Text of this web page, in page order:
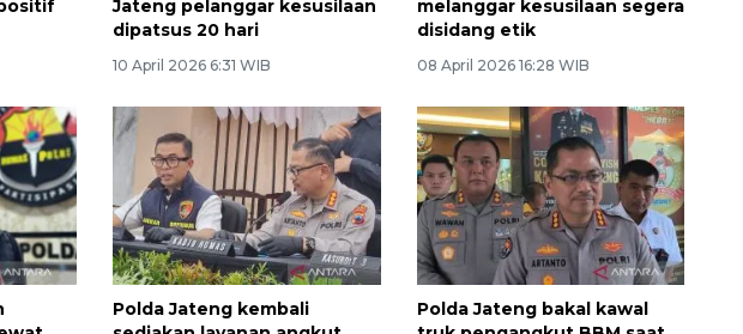
Jateng pelanggar kesusilaan
dipatsus 20 hari
10 April 2026 6:31 WIB
melanggar kesusilaan segera
disidang etik
08 April 2026 16:28 WIB
Polda Jateng kembali
Polda Jateng bakal kawal